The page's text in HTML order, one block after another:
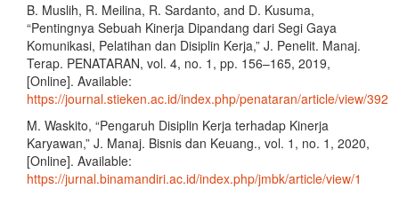
B. Muslih, R. Meilina, R. Sardanto, and D. Kusuma,
“Pentingnya Sebuah Kinerja Dipandang dari Segi Gaya
Komunikasi, Pelatihan dan Disiplin Kerja,” J. Penelit. Manaj.
Terap. PENATARAN, vol. 4, no. 1, pp. 156–165, 2019,
[Online]. Available:
https://journal.stieken.ac.id/index.php/penataran/article/view/392
M. Waskito, “Pengaruh Disiplin Kerja terhadap Kinerja
Karyawan,” J. Manaj. Bisnis dan Keuang., vol. 1, no. 1, 2020,
[Online]. Available:
https://jurnal.binamandiri.ac.id/index.php/jmbk/article/view/1